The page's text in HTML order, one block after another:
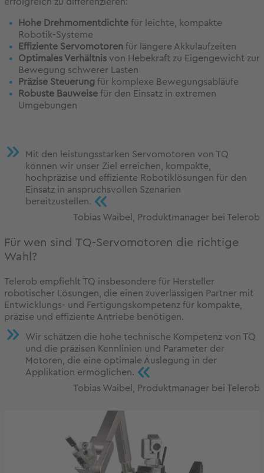
Hohe Drehmomentdichte für leichte, kompakte
Robotik-Systeme
Effiziente Servomotoren für längere Akkulaufzeiten
Optimales Verhältnis von Hebekraft zu Eigengewicht zur
Bewegung schwerer Lasten
Präzise Steuerung für komplexe Bewegungsabläufe
Robuste Bauweise für den Einsatz in extremen
Umgebungen
Mit den leistungsstarken Servomotoren von TQ
können wir unser Ziel erreichen, kompakte,
hochpräzise und effiziente Robotiklösungen für den
Einsatz in anspruchsvollen Szenarien
bereitzustellen. «
Tobias Waibel, Produktmanager bei Telerob
Für wen sind TQ-Servomotoren die richtige
Wahl?
Telerob empfiehlt TQ insbesondere für Hersteller
robotischer Lösungen, die einen zuverlässigen Partner mit
Entwicklungs- und Fertigungskompetenz für kompakte,
präzise und effiziente Antriebe benötigen.
Wir schätzen die hohe technische Kompetenz von TQ
und die präzisen Kennlinien und Parameter der
Motoren, die eine optimale Auslegung in der
Applikation ermöglichen. «
Tobias Waibel, Produktmanager bei Telerob